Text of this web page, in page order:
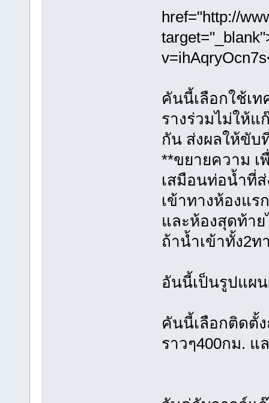
href="http://
คันนี้เลือกใช้เ
รางร่วมไม่ให้
กัน ส่งผลให้ขับ
**ขยายความ เ
เสมือนท่อน้ำที่
เข้าทางห้องแร
และห้องสุดท้า
ถ้าน้ำเข้าทั้ง2ท
อันนี้เป็นรูปแผ
คันนี้เลือกติดตั้
ราวๆ400กม.